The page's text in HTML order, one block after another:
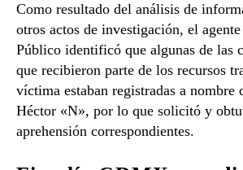
Como resultado del análisis de
otros actos de investigación, el
Público identificó que algunas de las
que recibieron parte de los recursos
víctima estaban registradas a
Héctor «N», por lo que solicitó y
aprehensión correspondientes.